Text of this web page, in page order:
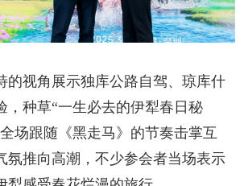
的视角展示独库公路自驾、琼库什
，种草“一生必去的伊犁春日秘
场跟随《黑走马》的节奏击掌互
氛推向高潮，不少参会者当场表示